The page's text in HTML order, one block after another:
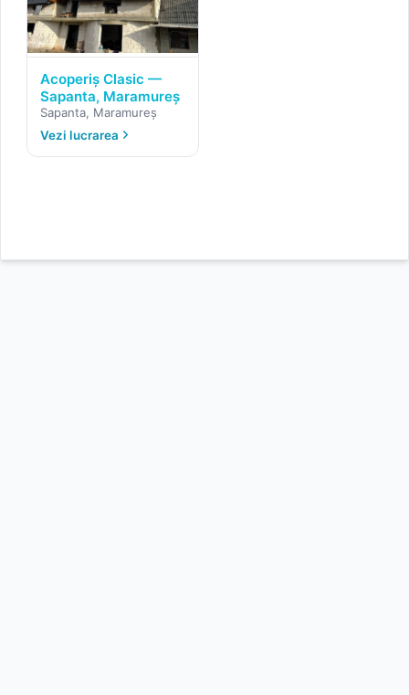
Acoperiș Clasic —
Sapanta, Maramureș
Sapanta, Maramureș
Vezi lucrarea